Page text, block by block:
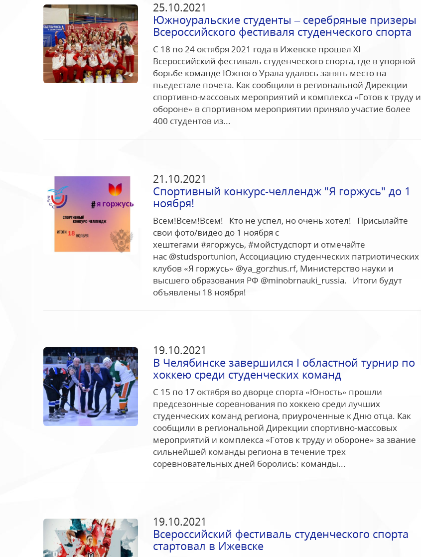
25.10.2021
Южноуральские студенты – серебряные призеры
Всероссийского фестиваля студенческого спорта
С 18 по 24 октября 2021 года в Ижевске прошел XI
Всероссийский фестиваль студенческого спорта, где в упорной
борьбе команде Южного Урала удалось занять место на
пьедестале почета. Как сообщили в региональной Дирекции
спортивно-массовых мероприятий и комплекса «Готов к труду и
обороне» в спортивном мероприятии приняло участие более
400 студентов из...
21.10.2021
Спортивный конкурс-челлендж "Я горжусь" до 1
ноября!
Всем!Всем!Всем! Кто не успел, но очень хотел! Присылайте
свои фото/видео до 1 ноября с
хештегами #ягоржусь, #мойстудспорт и отмечайте
нас @studsportunion, Ассоциацию студенческих патриотических
клубов «Я горжусь» @ya_gorzhus.rf, Министерство науки и
высшего образования РФ @minobrnauki_russia. Итоги будут
объявлены 18 ноября!
19.10.2021
В Челябинске завершился I областной турнир по
хоккею среди студенческих команд
С 15 по 17 октября во дворце спорта «Юность» прошли
предсезонные соревнования по хоккею среди лучших
студенческих команд региона, приуроченные к Дню отца. Как
сообщили в региональной Дирекции спортивно-массовых
мероприятий и комплекса «Готов к труду и обороне» за звание
сильнейшей команды региона в течение трех
соревновательных дней боролись: команды...
19.10.2021
Всероссийский фестиваль студенческого спорта
стартовал в Ижевске